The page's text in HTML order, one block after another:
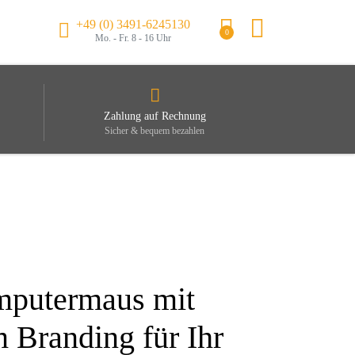
+49 (0) 3491-6245130
Mo. - Fr. 8 - 16 Uhr
0
Zahlung auf Rechnung
Sicher & bequem bezahlen
mit
Branding für Ihr